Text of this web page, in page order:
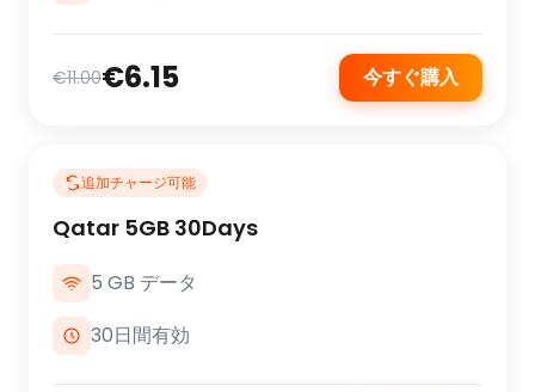
€11.00€6.15 今すぐ購入
追加チャージ可能
Qatar 5GB 30Days
5 GB データ
30日間有効